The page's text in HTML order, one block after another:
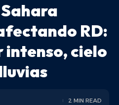
RD:
intenso, cielo
2 MIN READ